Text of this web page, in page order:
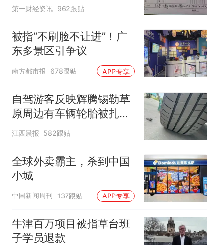
第一财经资讯 962跟贴
被指“不刷脸不让进”！广
东多景区引争议
南方都市报 678跟贴 APP专享
自驾游客反映辉腾锡勒草
原周边有车辆轮胎被扎，
修理店铺换胎价格高达千
江西晨报 582跟贴
全球外卖霸主，杀到中国
小城
中国新闻周刊 137跟贴 APP专享
牛津百万项目被指草台班
子学员退款